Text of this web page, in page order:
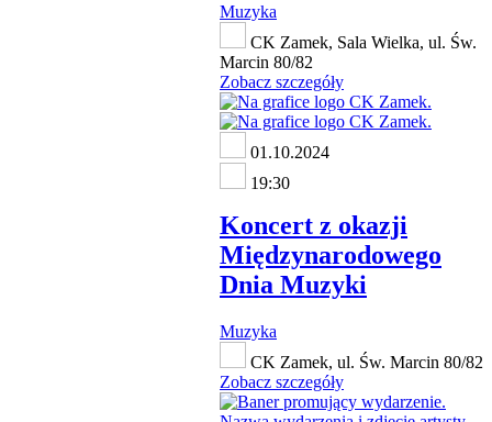
Muzyka
CK Zamek, Sala Wielka, ul. Św.
Marcin 80/82
Zobacz szczegóły
01.10.2024
19:30
Koncert z okazji
Międzynarodowego
Dnia Muzyki
Muzyka
CK Zamek, ul. Św. Marcin 80/82
Zobacz szczegóły